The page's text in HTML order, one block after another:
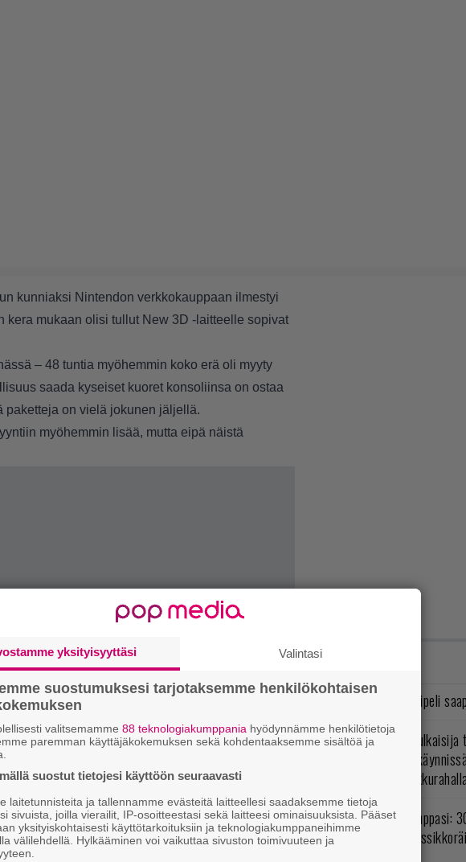
kunniaksi Nintendon verkkokauppaan ilmestyi
kera mukaan olisi tullut New 3D -laitteelle sopivat
– 48 tuntia myöhemmin koko erä oli myyty
saada kyseiset kuoret konsoliinsa on ostaa
paketteja on vielä jokunen jäljellä.
myöhemmin lisää, mutta eipä näistä
kahvitauolla puhutaan! Nappaa ajankohtaiset
Ubisoftin hittipeli
Rakastettu julkaisija
valtavat alet
klassikoita pikkurahalla
No johan pomppasi:
ilmestynyt
yksityisyyttäsi Valintasi
suostumuksesi tarjotaksemme henkilökohtaisen
valitsemamme 88 teknologiakumppania hyödynnämme henkilötietoja
paremman käyttäjäkokemuksen sekä kohdentaaksemme sisältöä ja
suostut tietojesi käyttöön seuraavasti
laitetunnisteita ja tallennamme evästeitä laitteellesi saadaksemme tietoja
sivuista, joilla vierailit, IP-osoitteestasi sekä laitteesi ominaisuuksista. Pääset
yksityiskohtaisesti käyttötarkoituksiin ja teknologiakumppaneihimme
välilehdellä. Hylkääminen voi vaikuttaa sivuston toimivuuteen ja